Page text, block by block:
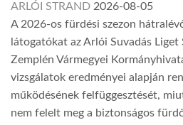
ARLÓI STRAND 2026-08-05
A 2026-os fürdési szezon
látogatókat az Arlói Suvadás
Zemplén Vármegyei
vizsgálatok eredményei alapján
működésének felfüggesztését,
nem felelt meg a biztonságos